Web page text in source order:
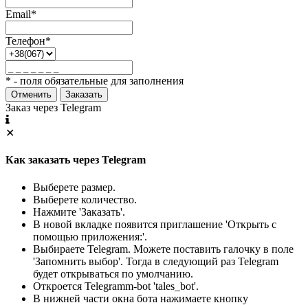
Email*
Телефон*
* - поля обязательные для заполнения
Отменить Заказать
Заказ через Telegram
✕
Как заказать через Telegram
Выберете размер.
Выберете количество.
Нажмите 'Заказать'.
В новой вкладке появится приглашение 'Открыть с
помощью приложения:'.
Выбираете Telegram. Можете поставить галочку в поле
'Запомнить выбор'. Тогда в следующий раз Telegram
будет открываться по умолчанию.
Откроется Telegramm-bot 'tales_bot'.
В нижней части окна бота нажимаете кнопку